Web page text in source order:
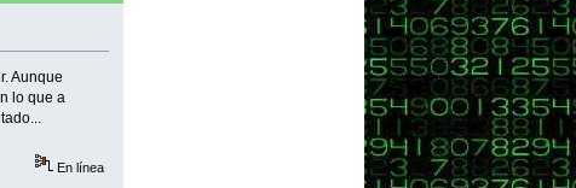
Aunque
lo que a
En línea